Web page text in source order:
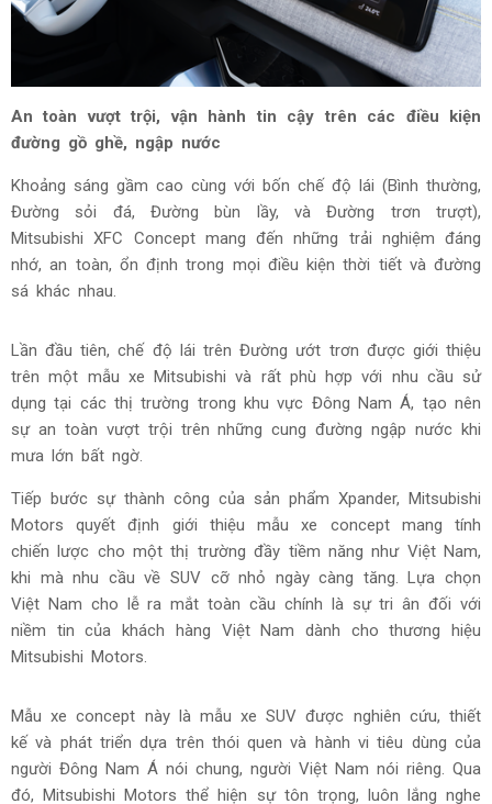
gian rộng rãi cho khoang hành lý.
An toàn vượt trội, vận hành tin cậy trên các điều kiện
đường gồ ghề, ngập nước
Khoảng sáng gầm cao cùng với bốn chế độ lái (Bình thường,
Mitsubishi XFC Concept mang đến những trải nghiệm đáng
nhớ, an toàn, ổn định trong mọi điều kiện thời tiết và đường
sá khác nhau.
Lần đầu tiên, chế độ lái trên Đường ướt trơn được giới thiệu
trên một mẫu xe Mitsubishi và rất phù hợp với nhu cầu sử
dụng tại các thị trường trong khu vực Đông Nam Á, tạo nên
mưa lớn bất ngờ.
Tiếp bước sự thành công của sản phẩm Xpander, Mitsubishi
Motors quyết định giới thiệu mẫu xe concept mang tính